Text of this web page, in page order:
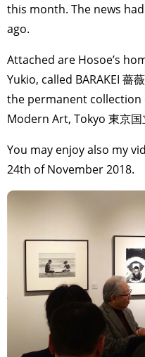
this month. The news
ago.
Attached are Hosoe’s
Yukio, called BARAKEI 薔
the permanent collection
Modern Art, Tokyo 東京国
You may enjoy also my
24th of November 2018.